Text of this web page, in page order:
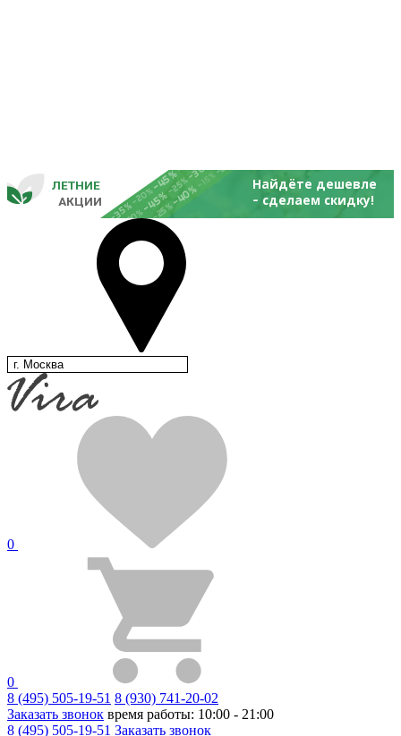
-20%
-25%
-45%
-35%-20%
-25%
-45%
-30%
-15%
-20%
-25%
-40%
АКЦИИ
ЛЕТНИЕ Найдёте дешевле
- сделаем
г. Москва
0
0
8 (495) 505-19-51 8 (930) 741-20-02
Заказать звонок время работы: 10:00 - 21:00
8 (495) 505-19-51 Заказать звонок